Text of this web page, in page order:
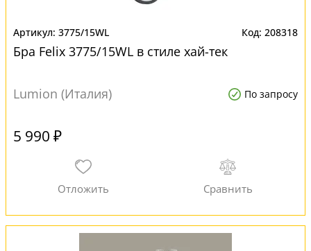
3775/15WL 208318
Бра Felix 3775/15WL в стиле хай-тек
Lumion (Италия) По запросу
5 990 ₽